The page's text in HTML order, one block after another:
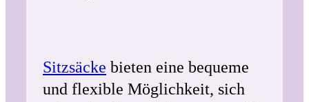
Sitzsäcke bieten eine bequeme
und flexible Möglichkeit, sich